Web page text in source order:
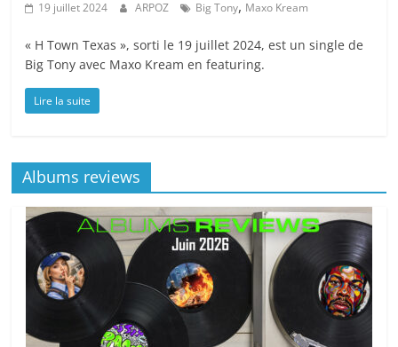
19 juillet 2024 ARPOZ Big Tony, Maxo Kream
« H Town Texas », sorti le 19 juillet 2024, est un single de
Big Tony avec Maxo Kream en featuring.
Lire la suite
Albums reviews